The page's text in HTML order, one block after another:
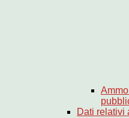
Dati relativi